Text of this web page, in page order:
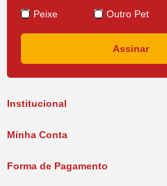
Institucional
Política de Pagamento
Minha Conta
Forma de Pagamento
Peixe Outro Pet